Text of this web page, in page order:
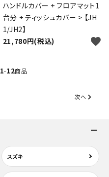
ハンドルカバー + フロアマット1
台分 + ティッシュカバー > 【JH
1/JH2】
21,780円(税込)
favorite
1-12商品
次へ
スズキ